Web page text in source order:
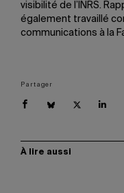
visibilité de l’INRS.
également travaillé
communications à la
Partager
À lire aussi